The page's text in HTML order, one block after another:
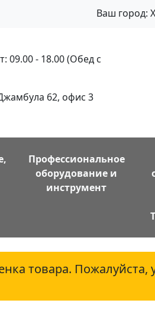
Ваш город:
09.00 - 18.00 (Обед с
62, офис 3
Профессиональное
оборудование и
инструмент
товара.